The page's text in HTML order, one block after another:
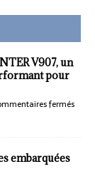
V907, un
pour
fermés
embarquées